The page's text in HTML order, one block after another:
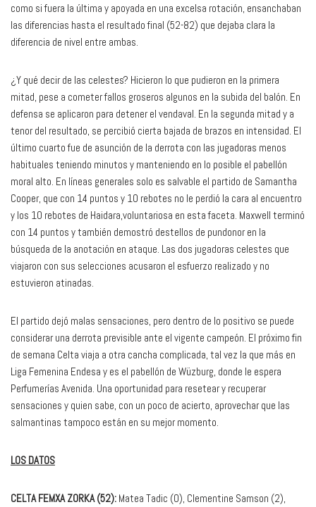
como si fuera la última y apoyada en una excelsa rotación, ensanchaban
las diferencias hasta el resultado final (52-82) que dejaba clara la
diferencia de nivel entre ambas.
¿Y qué decir de las celestes? Hicieron lo que pudieron en la primera
mitad, pese a cometer fallos groseros algunos en la subida del balón. En
defensa se aplicaron para detener el vendaval. En la segunda mitad y a
tenor del resultado, se percibió cierta bajada de brazos en intensidad. El
último cuarto fue de asunción de la derrota con las jugadoras menos
habituales teniendo minutos y manteniendo en lo posible el pabellón
moral alto. En líneas generales solo es salvable el partido de Samantha
Cooper, que con 14 puntos y 10 rebotes no le perdió la cara al encuentro
y los 10 rebotes de Haidara,voluntariosa en esta faceta. Maxwell terminó
con 14 puntos y también demostró destellos de pundonor en la
búsqueda de la anotación en ataque. Las dos jugadoras celestes que
viajaron con sus selecciones acusaron el esfuerzo realizado y no
estuvieron atinadas.
El partido dejó malas sensaciones, pero dentro de lo positivo se puede
considerar una derrota previsible ante el vigente campeón. El próximo fin
de semana Celta viaja a otra cancha complicada, tal vez la que más en
Liga Femenina Endesa y es el pabellón de Wüzburg, donde le espera
Perfumerías Avenida. Una oportunidad para resetear y recuperar
sensaciones y quien sabe, con un poco de acierto, aprovechar que las
salmantinas tampoco están en su mejor momento.
LOS DATOS
CELTA FEMXA ZORKA (52): Matea Tadic (0), Clementine Samson (2),